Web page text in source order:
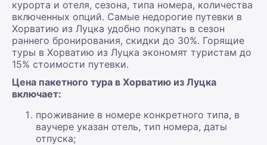
курорта и отеля, сезона, типа номера, количества
включенных опций. Самые недорогие путевки в
Хорватию из Луцка удобно покупать в сезон
раннего бронирования, скидки до 30%. Горящие
туры в Хорватию из Луцка экономят туристам до
15% стоимости путевки.
Цена пакетного тура в Хорватию из Луцка
включает:
проживание в номере конкретного типа, в
ваучере указан отель, тип номера, даты
отпуска;